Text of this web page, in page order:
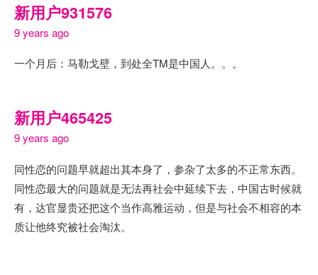
新用户931576
9 years ago
一个月后：马勒戈壁，到处全TM是中国人。。。
新用户465425
9 years ago
同性恋的问题早就超出其本身了，参杂了太多的不正常东西。
同性恋最大的问题就是无法再社会中延续下去，中国古时候就
有，达官显贵还把这个当作高雅运动，但是与社会不相容的本
质让他终究被社会淘汰。